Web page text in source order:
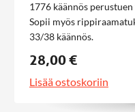
1776 käännös
Sopii myös
33/38 käännös.
28,00 €
Lisää ostoskoriin